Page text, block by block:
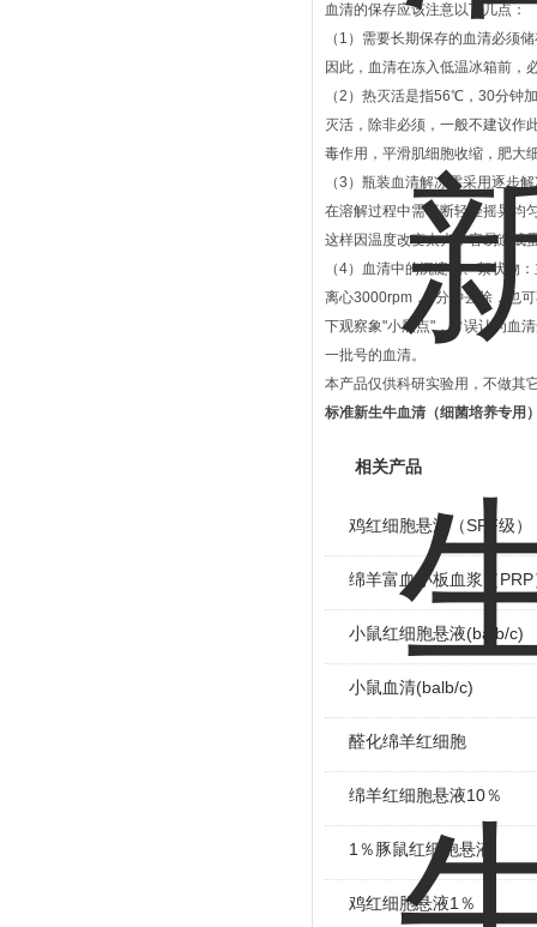
血清的保存应该注意以下几点：
（1）需要长期保存的血清必
因此，血清在冻入低温冰箱前，
（2）热灭活是指56℃，30分钟
灭活，除非必须，一般不建议作
毒作用，平滑肌细胞收缩，肥大
（3）瓶装血清解冻需采用逐
在溶解过程中需不断轻轻摇晃均
这样因温度改变太大，容易造成
（4）血清中的沉淀物、絮状物
离心3000rpm，5分钟去除，也
下观察象"小黑点"，常误认为血
一批号的血清。
本产品仅供科研实验用，不做其
标准新生牛血清（细菌培养专用
相关产品
鸡红细胞悬液（SPF级）
绵羊富血小板血浆（PRP
小鼠红细胞悬液(balb/c)
小鼠血清(balb/c)
醛化绵羊红细胞
绵羊红细胞悬液10％
1％豚鼠红细胞悬液
鸡红细胞悬液1％